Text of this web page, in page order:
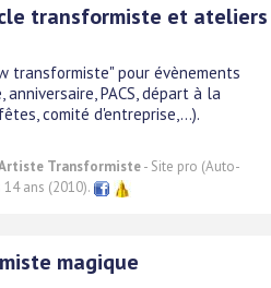
transformiste et ateliers
transformiste" pour évènements
PACS, départ à la
comité d'entreprise,...).
Artiste Transformiste- Site pro (Auto-
ans (2010).
magique